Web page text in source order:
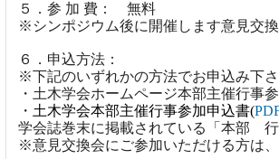
５．参 加 費： 無料
※シンポジウム後に開催します意見交
６．申込方法：
※下記のいずれかの方法でお申込み下さ
・土木学会ホームページ本部主催行事
・ 土木学会本部主催行事参加申込書(
学会誌巻末に掲載されている「本部 行
※意見交換会にご参加いただける方は